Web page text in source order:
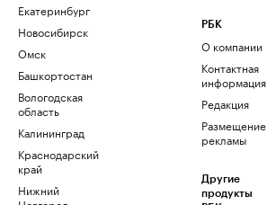
Екатеринбург
Новосибирск
Омск
Башкортостан
Вологодская
область
Калининград
Краснодарский
край
Нижний
РБК
О компании
Контактная
информация
Редакция
Размещение
рекламы
Другие
продукты